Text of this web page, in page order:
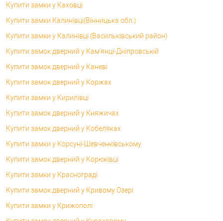
Купити замки у Каховці
Купити замки Калинівці(Вінницька обл.)
Купити замки у Калинівці (Васильківський район)
Купити замок дверний у Кам'янці-Дніпровській
Купити замок дверний у Каневі
Купити замок дверний у Коржах
Купити замки у Кирилівці
Купити замок дверний у Княжичах
Купити замок дверний у Кобеляках
Купити замки у Корсунi-Шевченківському
Купити замок дверний у Корюківці
Купити замки у Краснограді
Купити замок дверний у Кривому Озері
Купити замки у Крижополі